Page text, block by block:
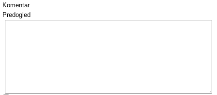
Komentar
Predogled